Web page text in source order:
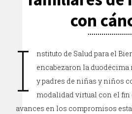
con
I
nstituto de Salud para el
encabezaron la
y padres de niñas y niños
modalidad virtual con el fin
avances en los compromisos